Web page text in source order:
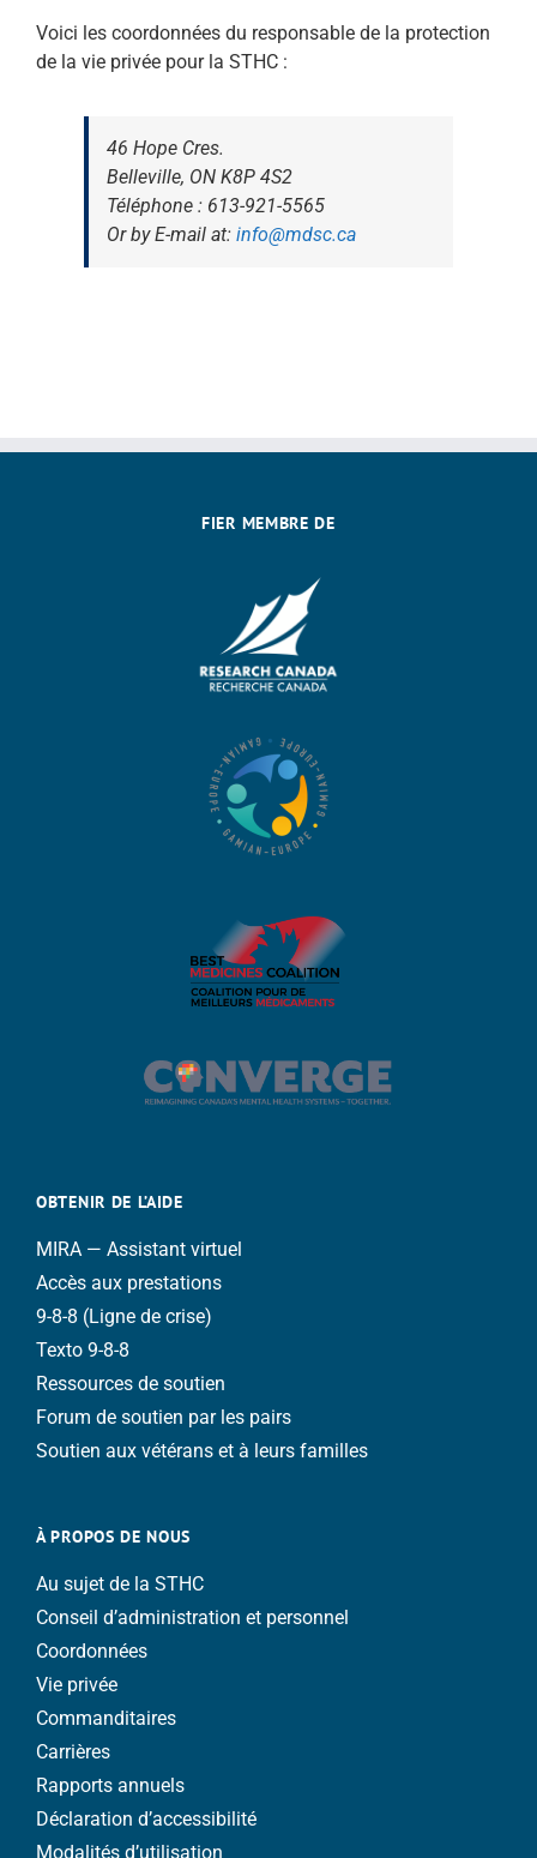
Voici les coordonnées du responsable de la protection
de la vie privée pour la STHC :
46 Hope Cres.
Belleville, ON K8P 4S2
Téléphone : 613-921-5565
Or by E-mail at: info@mdsc.ca
FIER MEMBRE DE
OBTENIR DE L’AIDE
MIRA — Assistant virtuel
Accès aux prestations
9-8-8 (Ligne de crise)
Texto 9-8-8
Ressources de soutien
Forum de soutien par les pairs
Soutien aux vétérans et à leurs familles
À PROPOS DE NOUS
Au sujet de la STHC
Conseil d’administration et personnel
Coordonnées
Vie privée
Commanditaires
Carrières
Rapports annuels
Déclaration d’accessibilité
Modalités d’utilisation